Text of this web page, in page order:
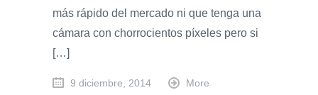
más rápido del mercado ni que tenga una
cámara con chorrocientos píxeles pero si
[…]
9 diciembre, 2014 More